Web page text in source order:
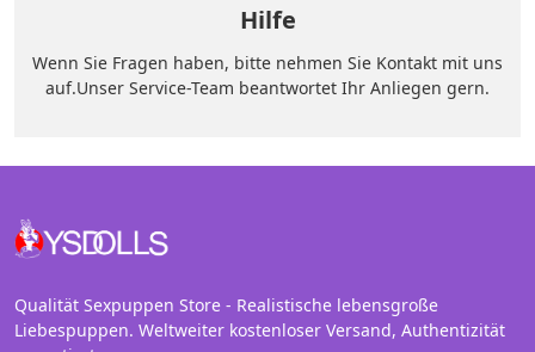
Hilfe
Wenn Sie Fragen haben, bitte nehmen Sie Kontakt mit uns
auf.Unser Service-Team beantwortet Ihr Anliegen gern.
Qualität Sexpuppen Store - Realistische lebensgroße
Liebespuppen. Weltweiter kostenloser Versand, Authentizität